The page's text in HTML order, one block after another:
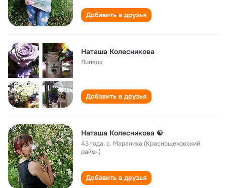
Добавить в друзья
Наташа Колесникова
Липецк
Добавить в друзья
Наташа Колесникова ☯
43 года,с. Маралиха (Краснощековский
район)
Добавить в друзья